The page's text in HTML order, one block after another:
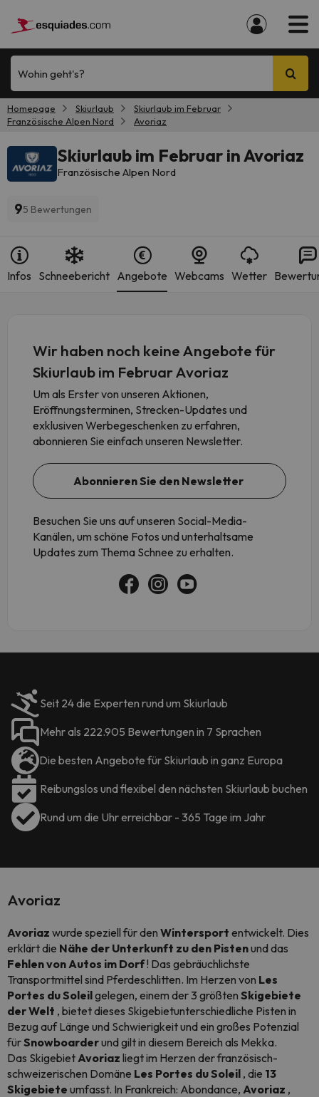
Wohin geht's?
Homepage Skiurlaub
Skiurlaub im Februar
Französische Alpen Nord
Avoriaz
Skiurlaub im Februar in Avoriaz
Französische Alpen Nord
95 Bewertungen
Infos Schneebericht Angebote Webcams Wetter
Wir haben noch keine Angebote für
Skiurlaub im Februar Avoriaz
Um als Erster von unseren Aktionen,
Eröffnungsterminen, Strecken-Updates und
exklusiven Werbegeschenken zu erfahren,
abonnieren Sie einfach unseren Newsletter.
Abonnieren Sie den Newsletter
Besuchen Sie uns auf unseren Social-Media-
Kanälen, um schöne Fotos und unterhaltsame
Updates zum Thema Schnee zu erhalten.
Seit 24 die Experten rund um Skiurlaub
Mehr als 222.905 Bewertungen in 7 Sprachen
Die besten Angebote für Skiurlaub in ganz Europa
Reibungslos und flexibel den nächsten Skiurlaub buchen
Rund um die Uhr erreichbar - 365 Tage im Jahr
Avoriaz
Avoriaz wurde speziell für den Wintersport entwickelt. Dies
erklärt die Nähe der Unterkunft zu den Pistenund das
Fehlen von Autos im Dorf! Das gebräuchlichste
Transportmittel sind Pferdeschlitten. Im Herzen von Les
Portes du Soleilgelegen, einem der 3 größten Skigebiete
der Welt , bietet dieses Skigebietunterschiedliche Pisten in
Bezug auf Länge und Schwierigkeit und ein großes Potenzial
fürSnowboarderund gilt in diesem Bereich als Mekka.
Das SkigebietAvoriaz liegt im Herzen der französisch-
schweizerischen Domäne Les Portes du Soleil , die 13
Skigebiete umfasst. In Frankreich: Abondance, Avoriaz ,